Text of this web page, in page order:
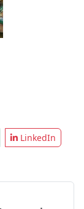
LinkedIn